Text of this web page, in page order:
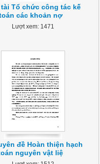
Tổ chức công tác kế
các khoản nợ
Lượt xem: 1471
đề Hoàn thiện hạch
nguyên vật liệ